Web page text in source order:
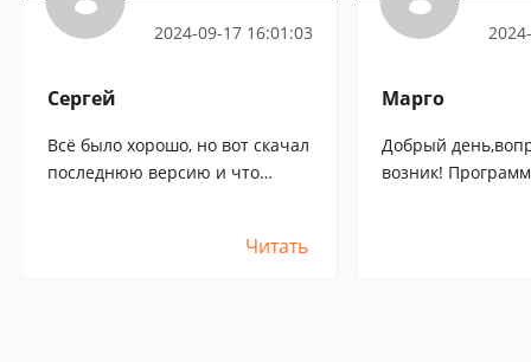
2024-09-17 16:01:03
Сергей
Всё было хорошо, но вот скачал
последнюю версию и что
ведь это одна из главнейших
Читать
Марго
Добрый
возник!